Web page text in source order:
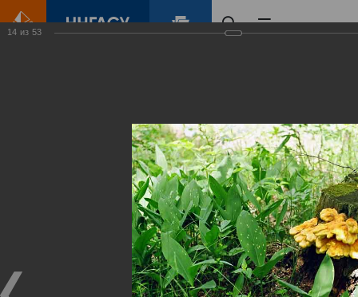
Виртуальные
выставки
(фотоальбомы)
14 из 53